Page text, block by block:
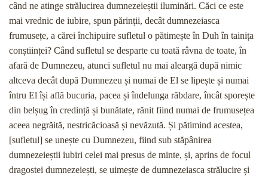
când ne atinge strălucirea dumnezeieștii iluminări. Căci ce este
mai vrednic de iubire, spun părinții, decât dumnezeiasca
frumusețe, a cărei închipuire sufletul o pătimește în Duh în tainița
conștiinței? Când sufletul se desparte cu toată râvna de toate, în
afară de Dumnezeu, atunci sufletul nu mai aleargă după nimic
altceva decât după Dumnezeu și numai de El se lipește și numai
întru El își află bucuria, pacea și îndelunga răbdare, încât sporește
din belșug în credință și bunătate, rănit fiind numai de frumusețea
aceea negrăită, nestricăcioasă și nevăzută. Și pătimind acestea,
[sufletul] se unește cu Dumnezeu, fiind sub stăpânirea
dumnezeieștii iubiri celei mai presus de minte, și, aprins de focul
dragostei dumnezeiești, se uimește de dumnezeiasca strălucire și